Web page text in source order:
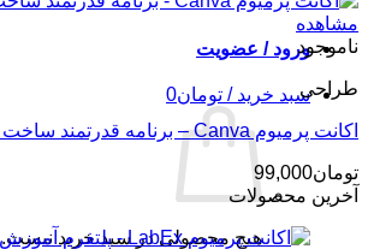
ورود / عضویت
سبد خرید / تومان0
هیچ محصولی در سبد خرید نیست.
مشاهده
ناموجود
طراحی
اکانت پرمیوم Canva – برنامه قدرتمند ساخت طرح ها گرافیکی
تومان99,000
آخرین محصولات